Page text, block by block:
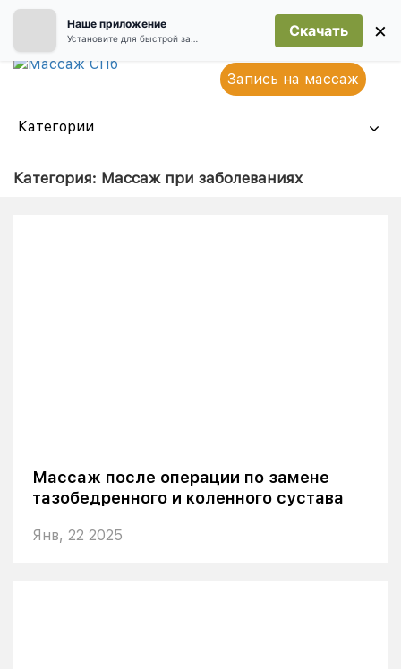
Запись на массаж
Категории
Категория: Массаж при заболеваниях
Массаж после операции по замене
тазобедренного и коленного сустава
Янв, 22 2025
Наше приложение Скачать ×